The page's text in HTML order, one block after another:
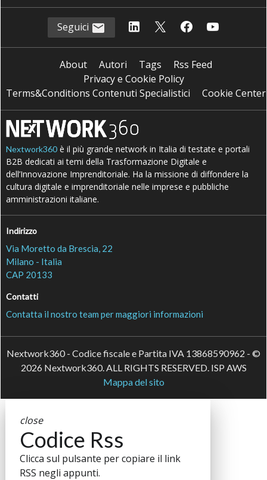
Seguici
About Autori Tags
Rss Feed
Privacy e Cookie Policy
Terms&Conditions Contenuti Specialistici
Cookie Center
Nextwork360 è il più grande network in Italia di testate e portali
B2B dedicati ai temi della Trasformazione Digitale e
dell’Innovazione Imprenditoriale. Ha la missione di diffondere la
cultura digitale e imprenditoriale nelle imprese e pubbliche
amministrazioni italiane.
Indirizzo
Via Moretto da Brescia, 22
Milano - Italia
CAP 20133
Contatti
Contatta il nostro team per maggiori informazioni
Nextwork360 - Codice fiscale e Partita IVA 13868590962 - ©
2026 Nextwork360. ALL RIGHTS RESERVED. ISP AWS
Mappa del sito
close
Codice Rss
Clicca sul pulsante per copiare il link
RSS negli appunti.